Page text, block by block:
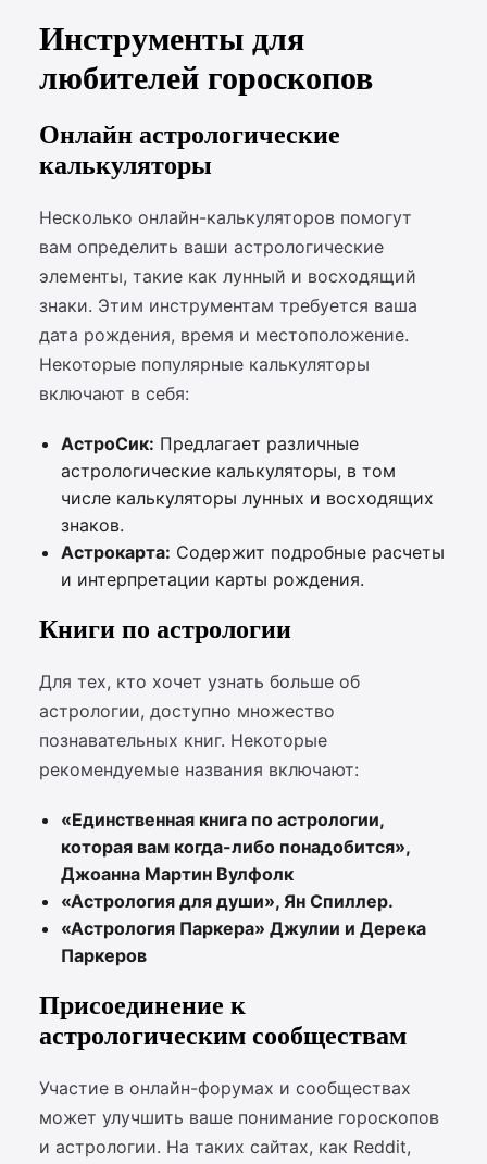
Инструменты для
любителей гороскопов
Онлайн астрологические
калькуляторы
Несколько онлайн-калькуляторов помогут
вам определить ваши астрологические
элементы, такие как лунный и восходящий
знаки. Этим инструментам требуется ваша
дата рождения, время и местоположение.
Некоторые популярные калькуляторы
включают в себя:
АстроСик: Предлагает различные
астрологические калькуляторы, в том
числе калькуляторы лунных и восходящих
знаков.
Астрокарта: Содержит подробные расчеты
и интерпретации карты рождения.
Книги по астрологии
Для тех, кто хочет узнать больше об
астрологии, доступно множество
познавательных книг. Некоторые
рекомендуемые названия включают:
«Единственная книга по астрологии,
которая вам когда-либо понадобится»,
Джоанна Мартин Вулфолк
«Астрология для души», Ян Спиллер.
«Астрология Паркера» Джулии и Дерека
Паркеров
Присоединение к
астрологическим сообществам
Участие в онлайн-форумах и сообществах
может улучшить ваше понимание гороскопов
и астрологии. На таких сайтах, как Reddit,